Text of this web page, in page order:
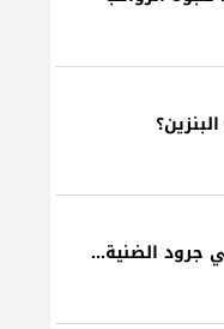
جرود الضنية...